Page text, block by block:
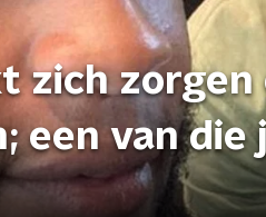
zich
een van die